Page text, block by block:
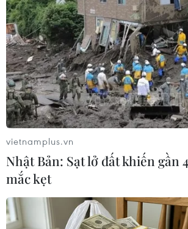
TIN LIÊN QUAN
vietnamplus.vn
Nhật Bản: Sạt lở đất khiến gần
mắc kẹt